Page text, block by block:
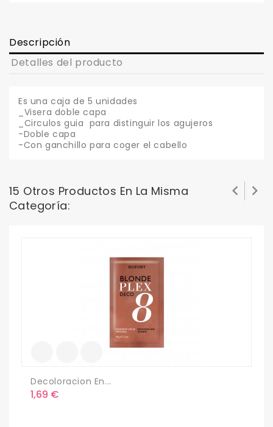
Descripción
Detalles del producto
Es una caja de 5 unidades
_Visera doble capa
_Circulos guia para distinguir los agujeros
-Doble capa
-Con ganchillo para coger el cabello
15 Otros Productos En La Misma
Categoría:
Decoloracion En...
Precio
1,69 €
 